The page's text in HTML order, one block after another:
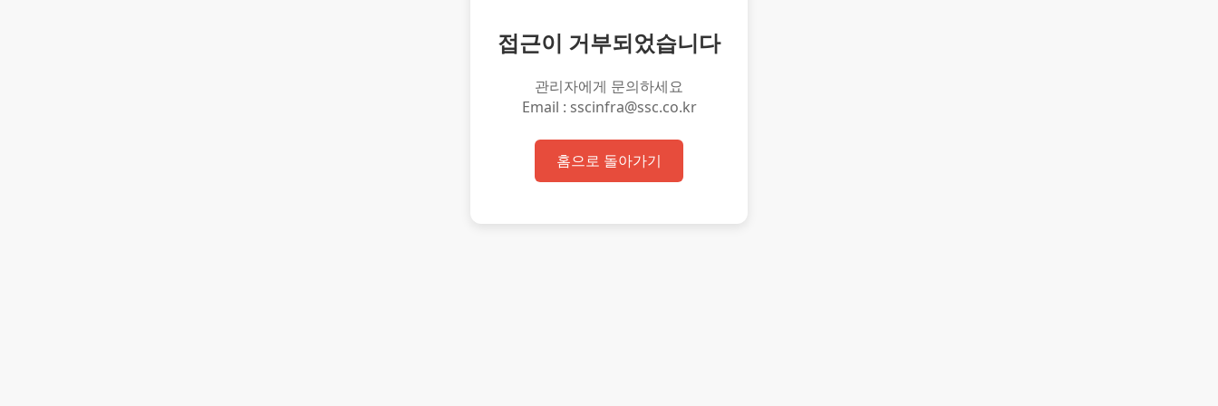
접근이 거부되었습니다
관리자에게 문의하세요
Email : sscinfra@ssc.co.kr
홈으로 돌아가기